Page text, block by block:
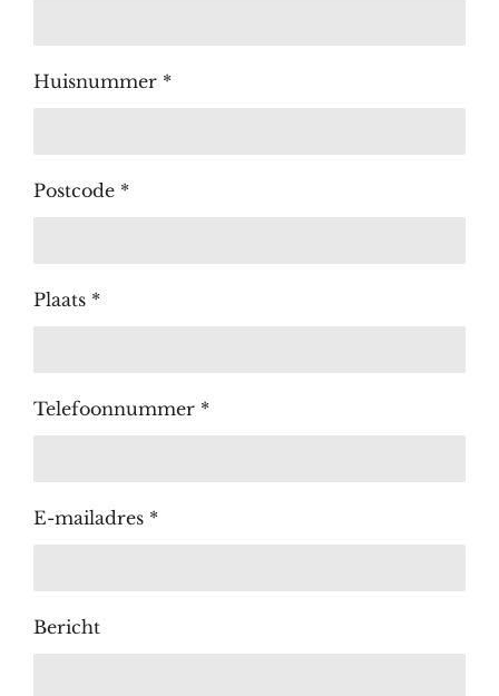
Huisnummer *
Postcode *
Plaats *
Telefoonnummer *
E-mailadres *
Bericht